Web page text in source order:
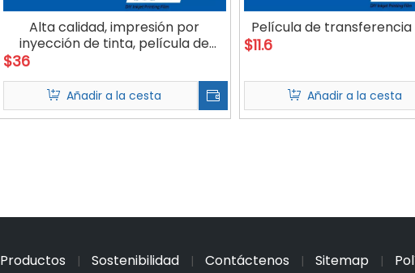
Alta calidad, impresión por
inyección de tinta, película de
transferencia de calor para
$36
Añadir a la cesta
Película de transferencia
$11.6
Añadir a la cesta
Productos | Sostenibilidad | Contáctenos | Sitemap |